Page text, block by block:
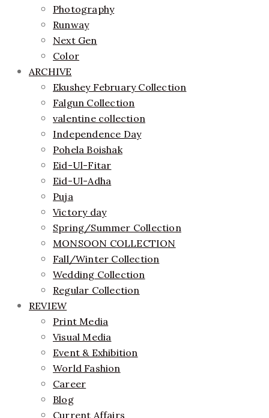
Photography
Runway
Next Gen
Color
ARCHIVE
Ekushey February Collection
Falgun Collection
valentine collection
Independence Day
Pohela Boishak
Eid-Ul-Fitar
Eid-Ul-Adha
Puja
Victory day
Spring/Summer Collection
MONSOON COLLECTION
Fall/Winter Collection
Wedding Collection
Regular Collection
REVIEW
Print Media
Visual Media
Event & Exhibition
World Fashion
Career
Blog
Current Affairs